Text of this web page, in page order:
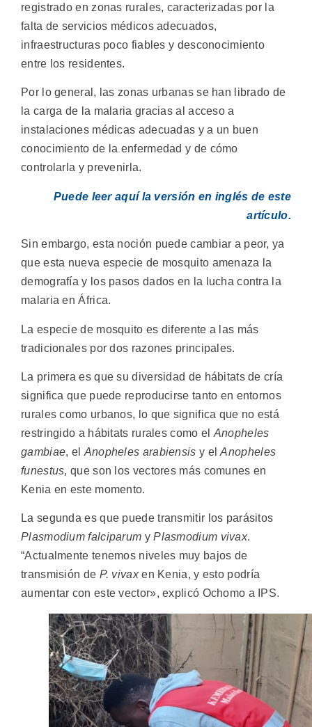
registrado en zonas rurales, caracterizadas por la
falta de servicios médicos adecuados,
infraestructuras poco fiables y desconocimiento
entre los residentes.
Por lo general, las zonas urbanas se han librado de
la carga de la malaria gracias al acceso a
instalaciones médicas adecuadas y a un buen
conocimiento de la enfermedad y de cómo
controlarla y prevenirla.
Puede leer aquí la versión en inglés de este
artículo.
Sin embargo, esta noción puede cambiar a peor, ya
que esta nueva especie de mosquito amenaza la
demografía y los pasos dados en la lucha contra la
malaria en África.
La especie de mosquito es diferente a las más
tradicionales por dos razones principales.
La primera es que su diversidad de hábitats de cría
significa que puede reproducirse tanto en entornos
rurales como urbanos, lo que significa que no está
restringido a hábitats rurales como el Anopheles
gambiae, el Anopheles arabiensis y elAnopheles
funestus, que son los vectores más comunes en
Kenia en este momento.
La segunda es que puede transmitir los parásitos
Plasmodium falciparum yPlasmodium vivax.
“Actualmente tenemos niveles muy bajos de
transmisión de P. vivaxen Kenia, y esto podría
aumentar con este vector», explicó Ochomo a IPS.